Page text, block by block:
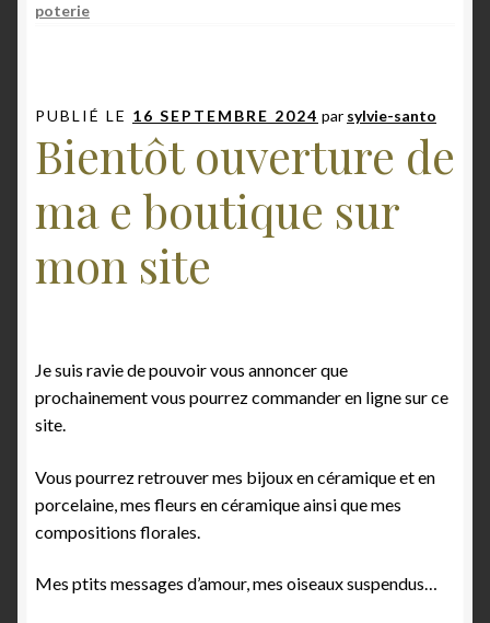
poterie
PUBLIÉ LE 16 SEPTEMBRE 2024 par sylvie-santo
Bientôt ouverture de
ma e boutique sur
mon site
Je suis ravie de pouvoir vous annoncer que
prochainement vous pourrez commander en ligne sur ce
site.
Vous pourrez retrouver mes bijoux en céramique et en
porcelaine, mes fleurs en céramique ainsi que mes
compositions florales.
Mes ptits messages d’amour, mes oiseaux suspendus…